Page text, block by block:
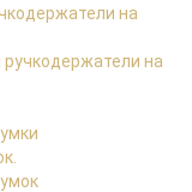
на
на